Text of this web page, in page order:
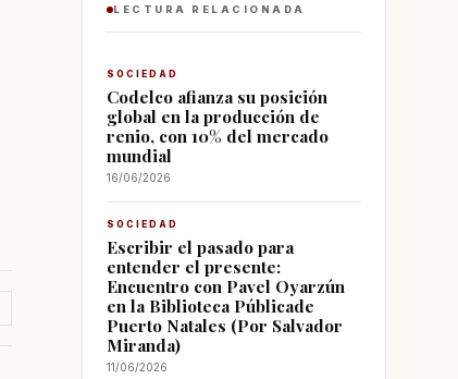
LECTURA RELACIONADA
SOCIEDAD
Codelco afianza su posición
global en la producción de
renio, con 10% del mercado
mundial
16/06/2026
SOCIEDAD
Escribir el pasado para
entender el presente:
Encuentro con Pavel Oyarzún
en la Biblioteca Públicade
Puerto Natales (Por Salvador
Miranda)
11/06/2026